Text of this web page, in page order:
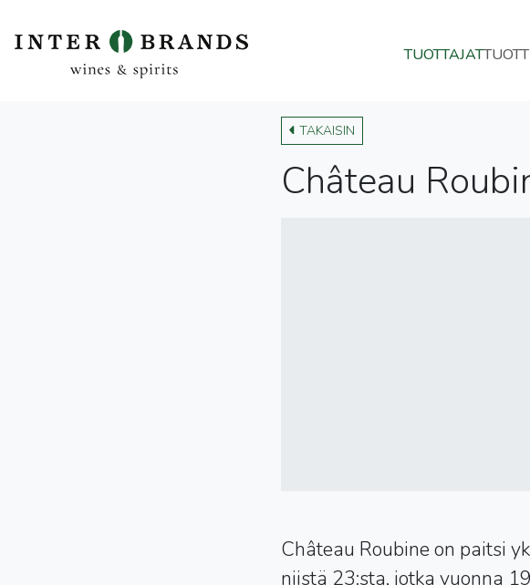
TUOTTAJAT
TAKAISIN
Château
Château Roubine on paitsi
niistä 23:sta, jotka vuonna